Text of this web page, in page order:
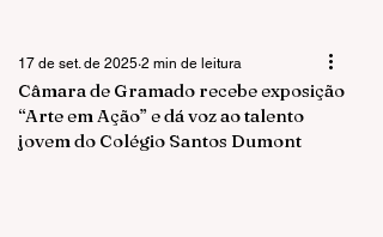
Câmara de Gramado recebe exposição
“Arte em Ação” e dá voz ao talento
jovem do Colégio Santos Dumont
17 de set. de 2025 2 min de leitura